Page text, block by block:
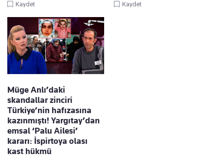
Kaydet Kaydet
Müge Anlı’daki
skandallar zinciri
Türkiye’nin hafızasına
kazınmıştı! Yargıtay’dan
emsal ‘Palu Ailesi’
kararı: İspirtoya olası
kast hükmü